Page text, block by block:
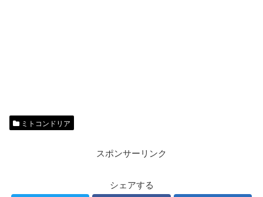
ミトコンドリア
スポンサーリンク
シェアする